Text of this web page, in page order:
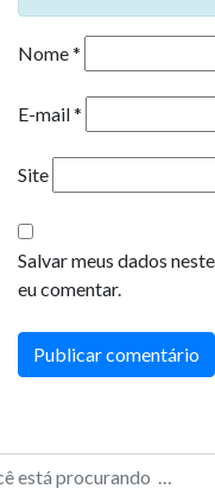
Nome*
E-mail*
Site
Salvar meus dados
eu comentar.